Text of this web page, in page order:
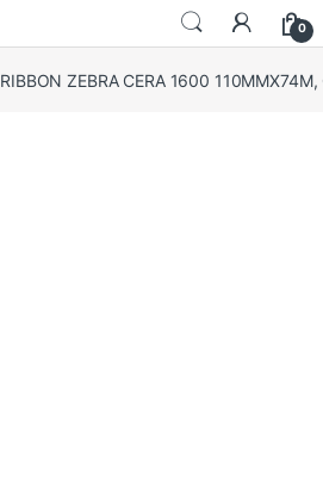
0
RIBBON ZEBRA CERA 1600